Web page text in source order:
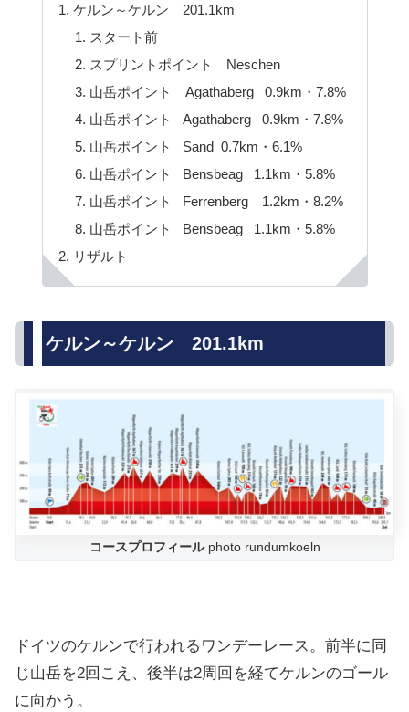
ケルン～ケルン 201.1km
スタート前
スプリントポイント Neschen
山岳ポイント Agathaberg 0.9km・7.8%
山岳ポイント Agathaberg 0.9km・7.8%
山岳ポイント Sand 0.7km・6.1%
山岳ポイント Bensbeag 1.1km・5.8%
山岳ポイント Ferrenberg 1.2km・8.2%
山岳ポイント Bensbeag 1.1km・5.8%
リザルト
ケルン～ケルン 201.1km
コースプロフィールphoto rundumkoeln
ドイツのケルンで行われるワンデーレース。前半に同
じ山岳を2回こえ、後半は2周回を経てケルンのゴール
に向かう。